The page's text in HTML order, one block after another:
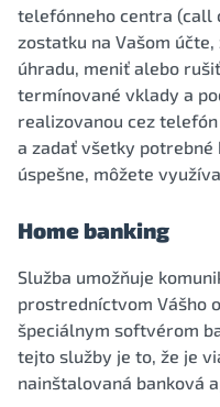
telefónneho centra (call
zostatku na Vašom
úhradu, meniť alebo
termínované vklady a
realizovanou cez
a zadať všetky
úspešne, môžete
Home banking
Služba umožňuje
prostredníctvom Vášho
špeciálnym softvérom
tejto služby je to, že je
nainštalovaná banková